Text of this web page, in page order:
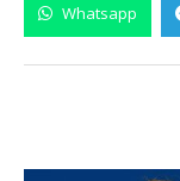
Whatsapp